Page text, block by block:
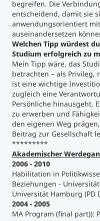
begreifen. Die
entscheidend, damit sie
anwendungsorientiert
auseinandersetzen
Welchen Tipp würdest
Studium erfolgreich zu
Mein Tipp wäre, das
betrachten – als Privileg,
ist eine wichtige
zugleich eine
Persönliche hinausgeht.
zu erwerben und
den eigenen Weg
Beitrag zur Gesellschaft
*********
Akademischer
2006 - 2010
Habilitation in
Beziehungen -
Universität Hamburg (PD
2004 - 2005
MA Program (final part)):